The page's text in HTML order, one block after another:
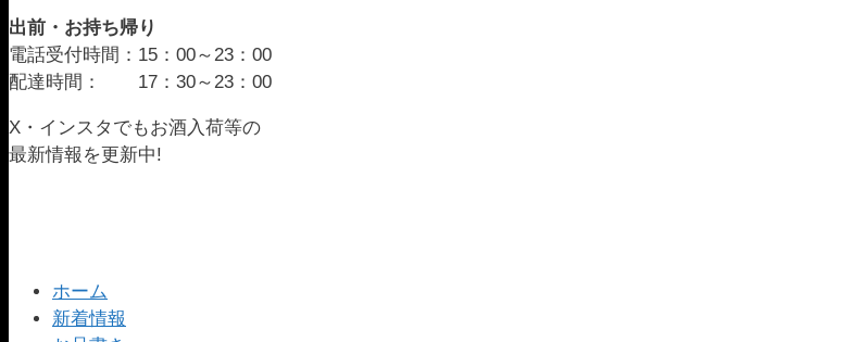
出前・お持ち帰り
電話受付時間：15：00～23：00
配達時間： 17：30～23：00
X・インスタでもお酒入荷等の
最新情報を更新中!
ホーム
新着情報